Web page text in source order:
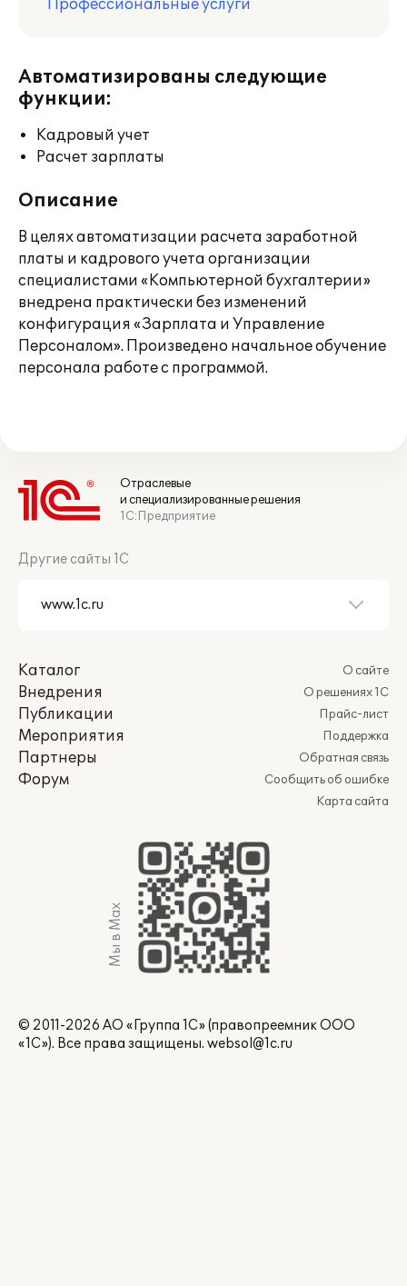
Профессиональные услуги
Автоматизированы следующие
функции:
Кадровый учет
Расчет зарплаты
Описание
В целях автоматизации расчета заработной
платы и кадрового учета организации
специалистами «Компьютерной бухгалтерии»
внедрена практически без изменений
конфигурация «Зарплата и Управление
Персоналом». Произведено начальное обучение
персонала работе с программой.
Отраслевые
и специализированные решения
1С:Предприятие
Другие сайты 1С
Каталог
Внедрения
Публикации
Мероприятия
Партнеры
Форум
О сайте
О решениях 1С
Прайс-лист
Поддержка
Обратная связь
Сообщить об ошибке
Карта сайта
Мы в Max
© 2011-2026 АО «Группа 1С» (правопреемник ООО
«1С»). Все права защищены. websol@1c.ru